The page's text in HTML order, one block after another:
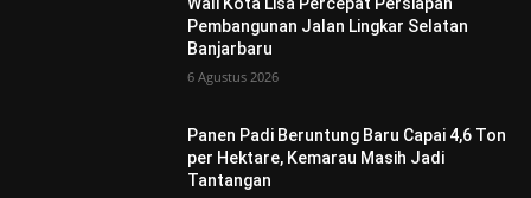
Pembangunan Jalan Lingkar Selatan
Banjarbaru
6 Agustus 2026
Panen Padi Beruntung Baru Capai 4,6 Ton
per Hektare, Kemarau Masih Jadi
Tantangan